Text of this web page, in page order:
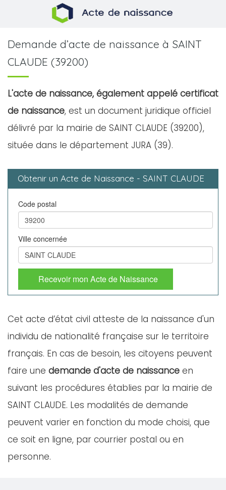
Demande d’acte de naissance à SAINT
CLAUDE (39200)
L'acte de naissance, également appelé certificat
de naissance, est un document juridique officiel
délivré par la mairie de SAINT CLAUDE (39200),
située dans le département JURA (39).
Obtenir un Acte de Naissance - SAINT CLAUDE
Code postal
Ville concernée
Recevoir mon Acte de Naissance
Cet acte d’état civil atteste de la naissance d'un
individu de nationalité française sur le territoire
français. En cas de besoin, les citoyens peuvent
faire une demande d'acte de naissance en
suivant les procédures établies par la mairie de
SAINT CLAUDE. Les modalités de demande
peuvent varier en fonction du mode choisi, que
ce soit en ligne, par courrier postal ou en
personne.